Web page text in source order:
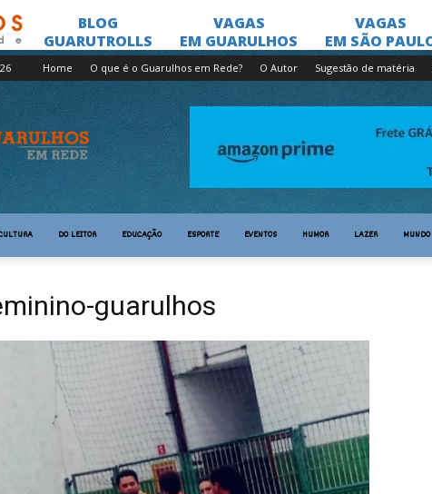
Home O que é o Guarulhos em Rede? O Autor Sugestão de matéria
DO LEITOR EDUCAÇÃO ESPORTE EVENTOS HUMOR LAZER MUNDO
guarulhos